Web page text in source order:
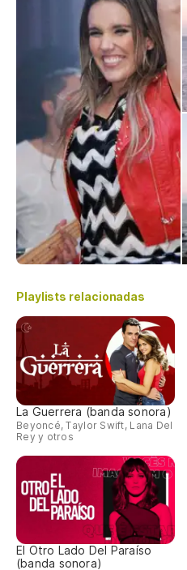
Playlists relacionadas
La Guerrera (banda sonora)
Beyoncé, Taylor Swift, Lana Del
Rey y otros
El Otro Lado Del Paraíso
(banda sonora)